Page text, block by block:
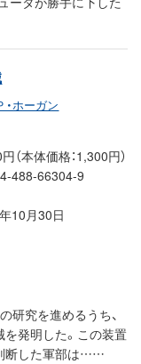
・ホーガン
（本体価格：1,300円）
488-66304-9
10月30日
研究を進めるうち、
発明した。この装置
断した軍部は……